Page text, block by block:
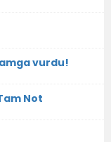
vurdu!
Not